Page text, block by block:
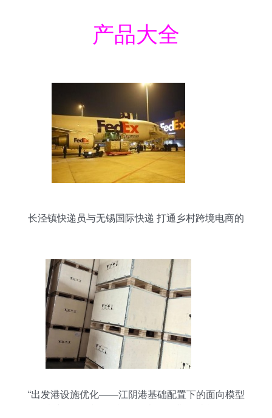
产品大全
长泾镇快递员与无锡国际快递 打通乡村跨境电商的
“出发港设施优化——江阴港基础配置下的面向模型